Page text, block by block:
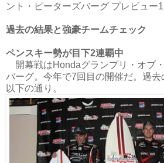
ント・ピーターズバーグ プレビュー1
過去の結果と強豪チームチェック
ペンスキー勢が目下2連覇中
開幕戦はHondaグランプリ・オブ
バーグ。今年で7回目の開催だ。過
以下の通り。